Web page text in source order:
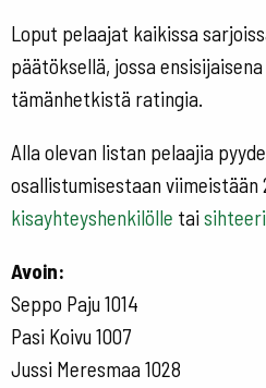
Loput pelaajat kaikissa
päätöksellä, jossa
tämänhetkistä ratingia.
Alla olevan listan pelaajia
osallistumisestaan viimeistään
kisayhteyshenkilölle tai
Avoin:
Seppo Paju 1014
Pasi Koivu 1007
Jussi Meresmaa 1028